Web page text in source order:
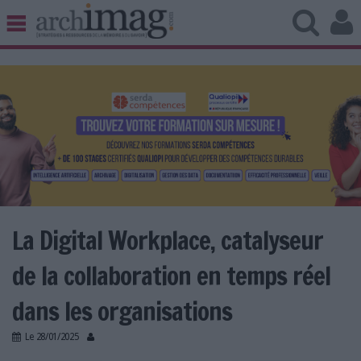
BIBLIOTHÈQUE ÉDITION
UNIVERS DATA
TRAVAIL COLLABORATIF
VIE NUMÉRIQUE
NUMÉRIQUE RESPONSABLE
LES NEWSLETTERS
LE MAGAZINE
La Digital Workplace, catalyseur
de la collaboration en temps réel
dans les organisations
Le 28/01/2025